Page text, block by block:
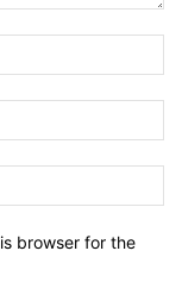
browser for the